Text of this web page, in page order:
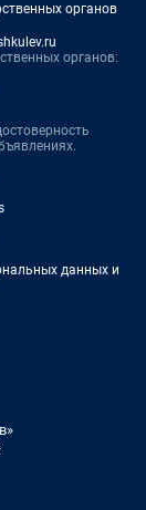
органов
органов:
данных и